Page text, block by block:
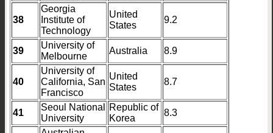
38
Georgia
Institute of
Technology
United
States
9.2
39
University of
Melbourne
Australia 8.9
40
University of
California, San
Francisco
United
States
8.7
41
Seoul National
University
Republic of
Korea
8.3